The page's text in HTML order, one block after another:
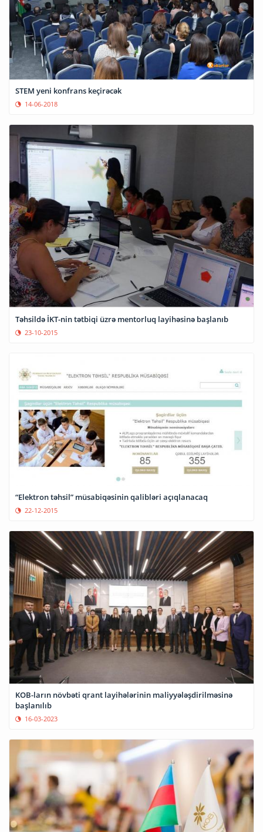
STEM yeni konfrans keçirəcək
14-06-2018
Təhsildə İKT-nin tətbiqi üzrə mentorluq layihəsinə başlanıb
23-10-2015
“Elektron təhsil” müsabiqəsinin qalibləri açıqlanacaq
22-12-2015
KOB-ların növbəti qrant layihələrinin maliyyələşdirilməsinə
başlanılıb
16-03-2023